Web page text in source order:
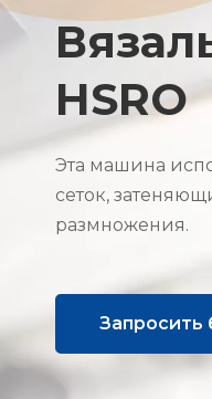
HSRO
Эта машина
сеток,
размножения.
Запросить